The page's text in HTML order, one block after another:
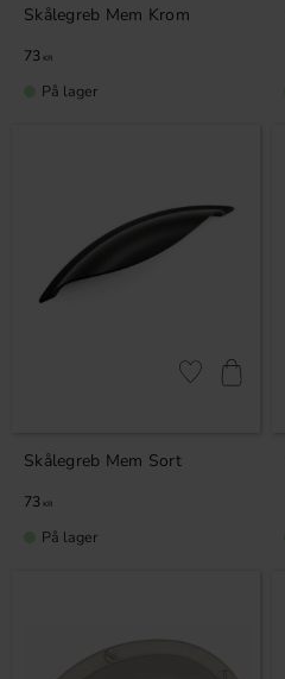
Skålegreb Mem Krom
73 KR
På lager
Skålegreb Mem Sort
73 KR
Gem som favorit
På lager